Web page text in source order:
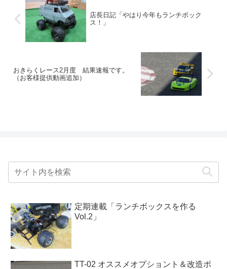
店長日記「やはり今年もランチボック
ス！」
おきらくレース2月度 結果速報です。
（お客様提供動画追加）
定期連載「ランチボックスを作る
Vol.2」
TT-02 オススメオプショント＆改造ポ